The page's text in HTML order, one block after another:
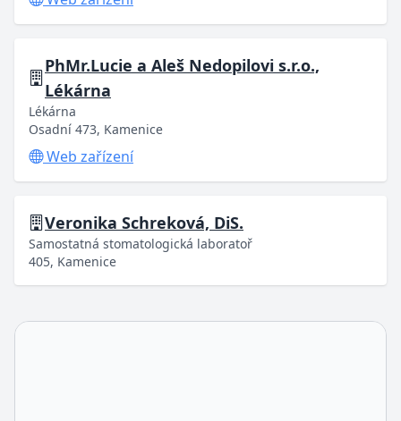
PhMr.Lucie a Aleš Nedopilovi s.r.o.,
Lékárna
Lékárna
Osadní 473, Kamenice
Web zařízení
Veronika Schreková, DiS.
Samostatná stomatologická laboratoř
405, Kamenice